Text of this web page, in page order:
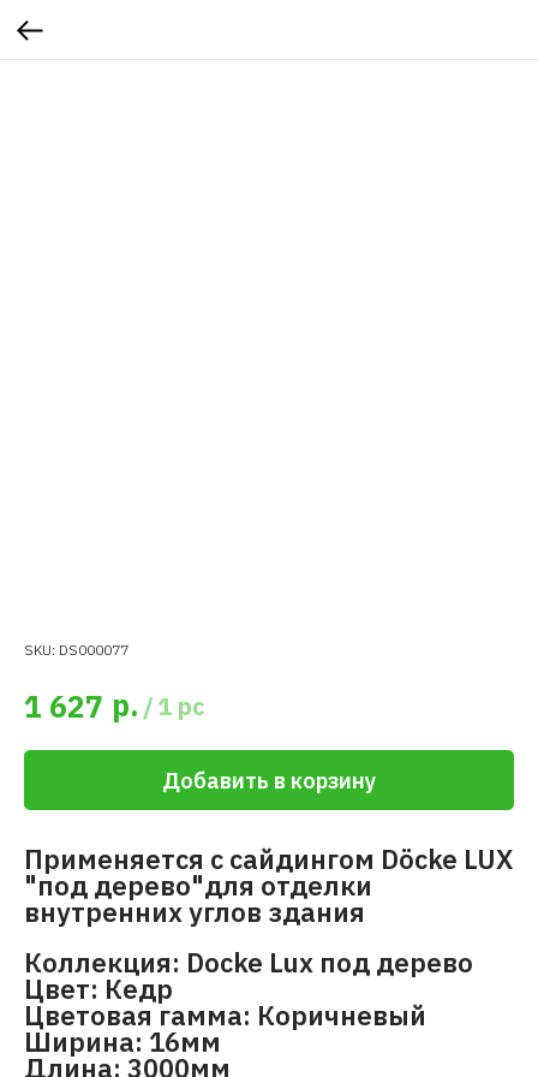
SKU: DS000077
1 627 р. /1 pc
Добавить в корзину
Применяется с сайдингом Döcke LUX
"под дерево"для отделки
внутренних углов здания
Коллекция: Docke Lux под дерево
Цвет: Кедр
Цветовая гамма: Коричневый
Ширина: 16мм
Длина: 3000мм